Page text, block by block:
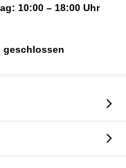
10:00 – 18:00 Uhr
geschlossen